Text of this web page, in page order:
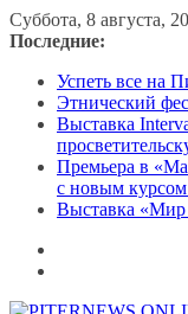
Перейти
к
Суббота, 8 августа,
Последние:
Успеть все на
Этнический
Выставка
Премьера в
с новым
Выставка «Мир